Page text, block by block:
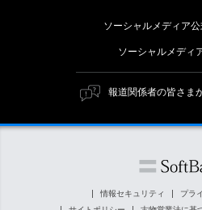
個人投資家の皆さまへ
株式と社債について
ESG方針・体制
マテリアリティ（重要課題）
ESGの主な取り組み
外部評価・イニシアチブ
障がい者採用
ソーシャルメディア
ソーシャルメディ
報道関係者の皆さま
情報セキュリティ
プラ